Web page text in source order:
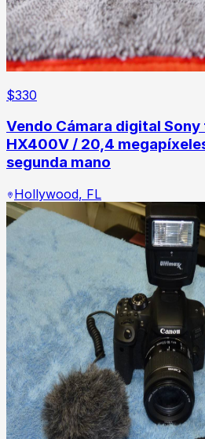
$330
Vendo Cámara digital
HX400V / 20,4
segunda mano
Hollywood, FL